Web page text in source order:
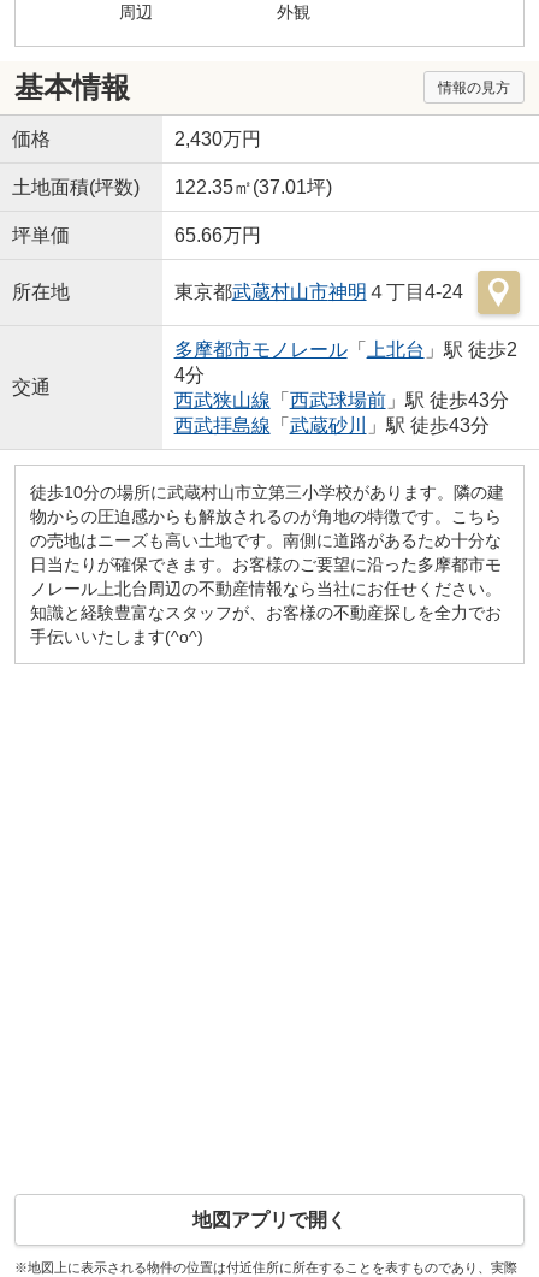
周辺 外観
基本情報 情報の見方
価格 2,430万円
土地面積(坪数) 122.35㎡(37.01坪)
坪単価 65.66万円
所在地 東京都武蔵村山市神明 ４丁目4-24
交通
多摩都市モノレール「 上北台 」駅 徒歩2
4分
西武狭山線 「 西武球場前」駅 徒歩43分
西武拝島線 「 武蔵砂川 」駅 徒歩43分
徒歩10分の場所に武蔵村山市立第三小学校があります。隣の建
物からの圧迫感からも解放されるのが角地の特徴です。こちら
の売地はニーズも高い土地です。南側に道路があるため十分な
日当たりが確保できます。お客様のご要望に沿った多摩都市モ
ノレール上北台周辺の不動産情報なら当社にお任せください。
知識と経験豊富なスタッフが、お客様の不動産探しを全力でお
手伝いいたします(^o^)
地図アプリで開く
※地図上に表示される物件の位置は付近住所に所在することを表すものであり、実際